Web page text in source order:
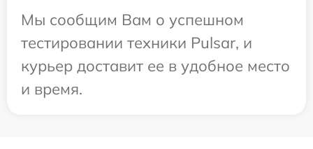
Мы сообщим Вам о успешном
тестировании техники Pulsar, и
курьер доставит ее в удобное место
и время.